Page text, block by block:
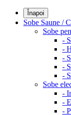
Înapoi
Sobe Saune /
Sobe
-
-
-
-
-
Sobe
-
-
-